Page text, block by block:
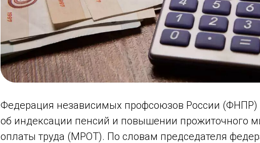
Федерация независимых профсоюзов России
об индексации пенсий и повышении прожиточного
оплаты труда (МРОТ). По словам председателя